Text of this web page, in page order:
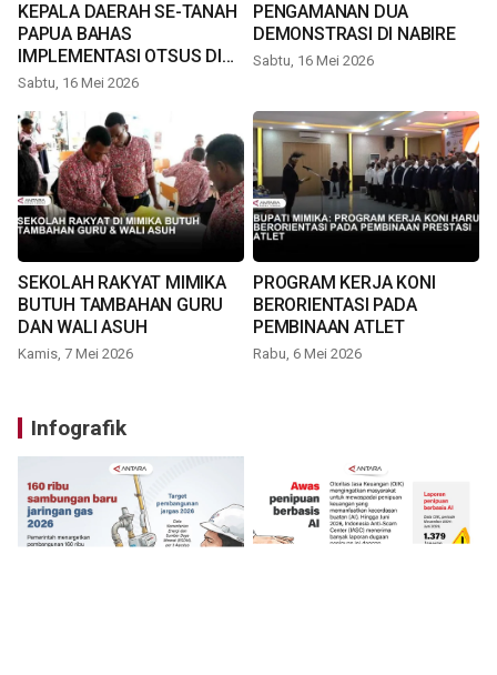
KEPALA DAERAH SE-TANAH
PAPUA BAHAS
IMPLEMENTASI OTSUS DI
TIMIKA
Sabtu, 16 Mei 2026
PENGAMANAN DUA
DEMONSTRASI DI NABIRE
Sabtu, 16 Mei 2026
SEKOLAH RAKYAT MIMIKA
BUTUH TAMBAHAN GURU
DAN WALI ASUH
Kamis, 7 Mei 2026
PROGRAM KERJA KONI
BERORIENTASI PADA
PEMBINAAN ATLET
Rabu, 6 Mei 2026
Infografik